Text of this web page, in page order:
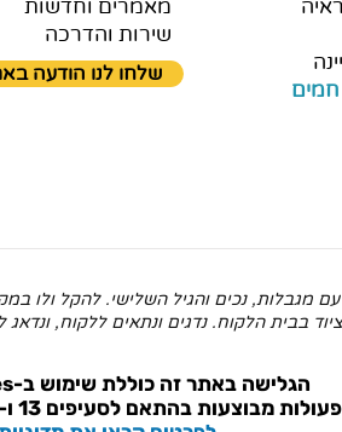
מאמרים וחדשות
שירות והדרכה
שלחו לנו הודעה
מגבלות, נכים והגיל השלישי. להקל ולו
בבית הלקוח. נדגים ונתאים ללקוח,
הגלישה באתר זה כוללת שימוש ב-Cookies וכלי מדידה.
מבוצעות בהתאם לסעיפים 13 ו-14 לחוק הגנת הפרטיות.